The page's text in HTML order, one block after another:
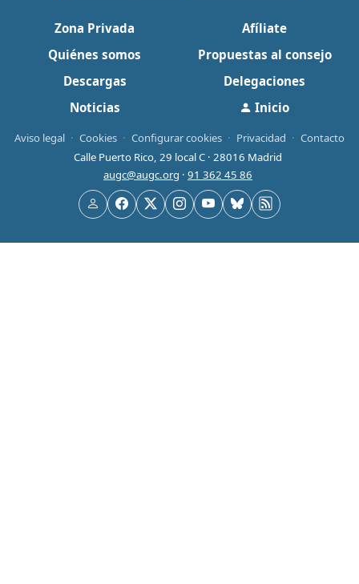
Zona Privada
Afíliate
Quiénes somos
Propuestas al consejo
Descargas
Delegaciones
Noticias
Inicio
Aviso legal · Cookies · Configurar cookies · Privacidad · Contacto
Calle Puerto Rico, 29 local C · 28016 Madrid
augc@augc.org · 91 362 45 86
UsuarioFacebook
X Instagram
YouTube
Bluesky
RSS